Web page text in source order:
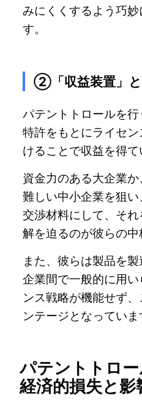
みにくくするよう巧
す。
②「収益装置」
パテントトロールを
特許をもとにライセ
けることで収益を得て
資金力のある大企業
難しい中小企業を狙
交渉材料にして、そ
解を迫るのが彼らの中
また、彼らは製品を製
企業間で一般的に用
ンス戦略が機能せず
ンテージとなっていま
パテントトロ
経済的損失と影